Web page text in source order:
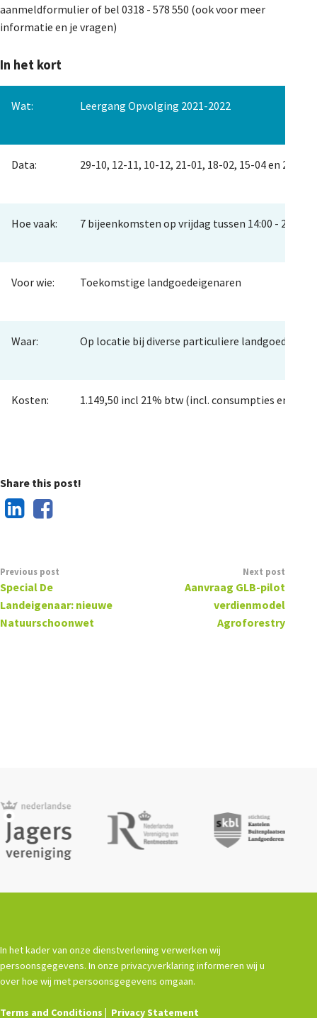
aanmeldformulier of bel 0318 - 578 550 (ook voor meer
informatie en je vragen)
In het kort
Wat: Leergang Opvolging 2021-2022
Data: 29-10, 12-11, 10-12, 21-01, 18-02, 15-04 en 29-04
Hoe vaak: 7 bijeenkomsten op vrijdag tussen 14:00 - 20:00
Voor wie: Toekomstige landgoedeigenaren
Waar: Op locatie bij diverse particuliere landgoederen
Kosten: 1.149,50 incl 21% btw (incl. consumpties en
Share this post!
Previous post
Special De
Landeigenaar: nieuwe
Natuurschoonwet
Next post
Aanvraag GLB-pilot
verdienmodel
Agroforestry
In het kader van onze dienstverlening verwerken wij
persoonsgegevens. In onze privacyverklaring informeren wij u
over hoe wij met persoonsgegevens omgaan.
Terms and Conditions Privacy Statement